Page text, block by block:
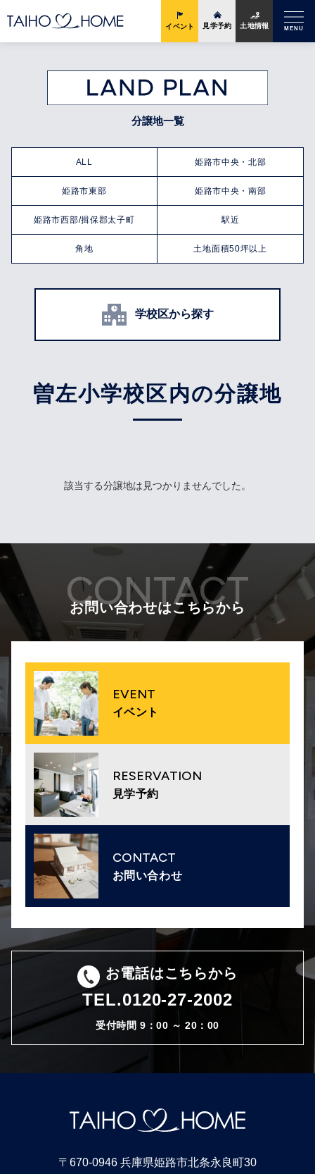
MENU
イベント 見学予約 土地情報
分譲地一覧
ALL 姫路市中央・北部
姫路市東部 姫路市中央・南部
姫路市西部/揖保郡太子町 駅近
角地 土地面積50坪以上
学校区から探す
曽左小学校区内の分譲地
該当する分譲地は見つかりませんでした。
CONTACT
お問い合わせはこちらから
EVENT
イベント
RESERVATION
見学予約
CONTACT
お問い合わせ
お電話はこちらから
TEL.0120-27-2002
受付時間 9：00 ～ 20：00
〒670-0946 兵庫県姫路市北条永良町30